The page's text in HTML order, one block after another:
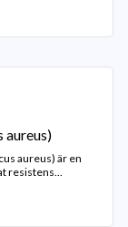
aureus)
aureus) är en
resistens...